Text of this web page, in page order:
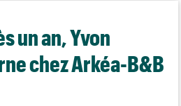
un an, Yvon
chez Arkéa-B&B